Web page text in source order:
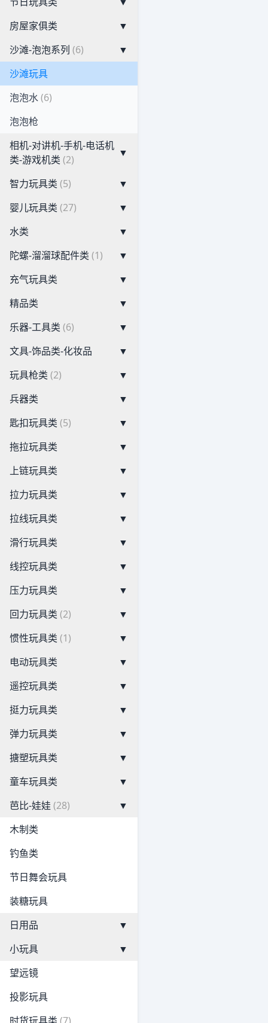
房屋家俱类
▼
沙滩-泡泡系列 (6)
▼
沙滩玩具
泡泡水(6)
泡泡枪
相机-对讲机-手机-电话机
类-游戏机类 (2)
▼
智力玩具类 (5)
▼
婴儿玩具类 (27)
▼
水类
▼
陀螺-溜溜球配件类 (1)
▼
充气玩具类
▼
精品类
▼
乐器-工具类 (6)
▼
文具-饰品类-化妆品
▼
玩具枪类 (2)
▼
兵器类
▼
匙扣玩具类 (5)
▼
拖拉玩具类
▼
上链玩具类
▼
拉力玩具类
▼
拉线玩具类
▼
滑行玩具类
▼
线控玩具类
▼
压力玩具类
▼
回力玩具类 (2)
▼
惯性玩具类 (1)
▼
电动玩具类
▼
遥控玩具类
▼
挺力玩具类
▼
弹力玩具类
▼
搪塑玩具类
▼
童车玩具类
▼
芭比-娃娃 (28)
▼
木制类
钓鱼类
节日舞会玩具
装糖玩具
日用品
▼
小玩具
▼
望远镜
投影玩具